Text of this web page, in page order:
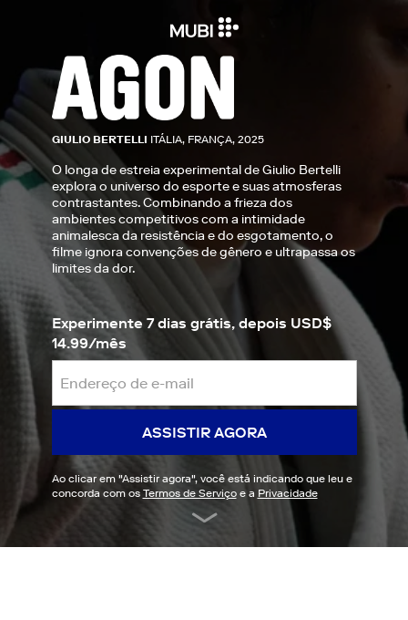
GIULIO BERTELLI ITÁLIA, FRANÇA, 2025
O longa de estreia experimental de Giulio Bertelli
explora o universo do esporte e suas atmosferas
contrastantes. Combinando a frieza dos
ambientes competitivos com a intimidade
animalesca da resistência e do esgotamento, o
filme ignora convenções de gênero e ultrapassa os
limites da dor.
Experimente 7 dias grátis, depois USD$
14.99/mês
ASSISTIR AGORA
Ao clicar em "Assistir agora", você está indicando que leu e
concorda com os Termos de Serviçoe a Privacidade